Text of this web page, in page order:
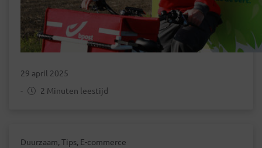
29 april 2025
-
2 Minuten leestijd
Duurzaam, Tips, E-commerce